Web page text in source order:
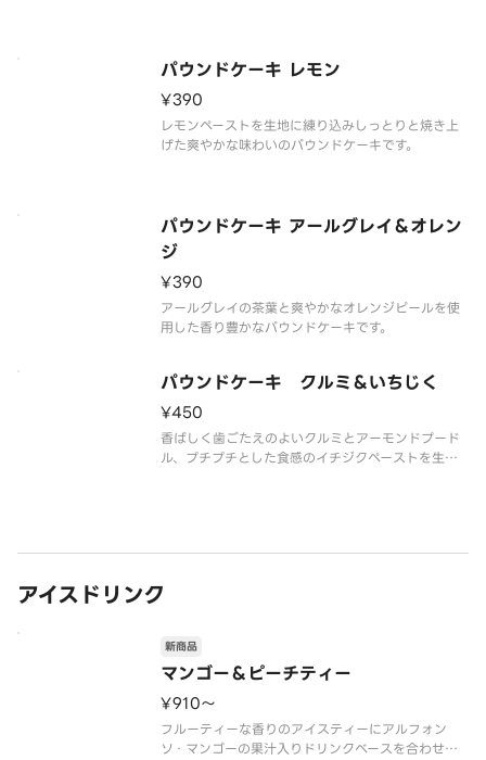
ときにぴったりです。
パウンドケーキ レモン
¥390
レモンペーストを生地に練り込みしっとりと焼き上
げた爽やかな味わいのパウンドケーキです。
パウンドケーキ アールグレイ＆オレン
ジ
¥390
アールグレイの茶葉と爽やかなオレンジピールを使
用した香り豊かなパウンドケーキです。
パウンドケーキ クルミ＆いちじく
¥450
香ばしく歯ごたえのよいクルミとアーモンドプード
ル、プチプチとした食感のイチジクペーストを生地
アイスドリンク
マンゴー＆ピーチティー
新商品
¥910〜
フルーティーな香りのアイスティーにアルフォン
ソ・マンゴーの果汁入りドリンクベースを合わせ、